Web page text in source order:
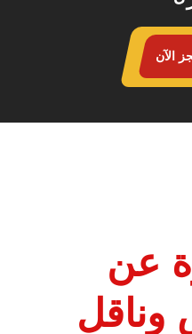
الآن
عن
وناقل